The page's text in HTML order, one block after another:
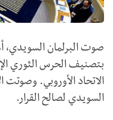
صوت البرلمان السويدي،
بتصنيف الحرس الثوري
الاتحاد الأوروبي. وصوتت
السويدي لصالح القرار.